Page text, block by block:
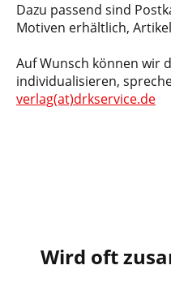
Dazu passend sind
Motiven erhältlich,
Auf Wunsch können wir
individualisieren,
verlag(at)drkservice.de
Wird oft